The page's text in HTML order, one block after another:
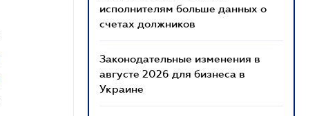
исполнителям больше данных о
счетах должников
Законодательные изменения в
августе 2026 для бизнеса в
Украине